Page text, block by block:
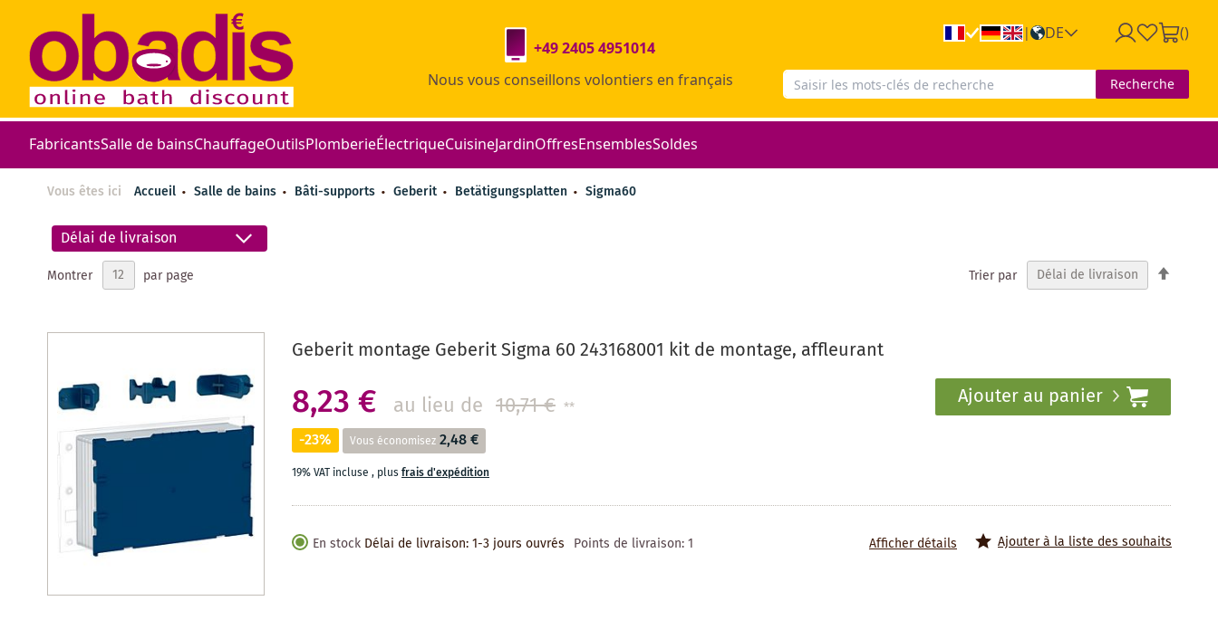
| DE ()
+49 2405 4951014
Nous vous conseillons volontiers en français
Recherche
FabricantsSalle de bainsChauffageOutilsPlomberieÉlectriqueCuisineJardinOffresEnsemblesSoldes
Vous êtes ici Accueil Salle de bains Bâti-supports Geberit Betätigungsplatten Sigma60
Délai de livraison
Montrer par page Trier par
Geberit montage Geberit Sigma 60 243168001 kit de montage, affleurant
8,23 € au lieu de 10,71 € **
-23% Vous économisez 2,48 €
19% VAT incluse , plusfrais d'expédition
Ajouter au panier
En stock Délai de livraison: 1-3 jours ouvrés Points de livraison:1 Ajouter à la liste des souhaits
Afficher détails